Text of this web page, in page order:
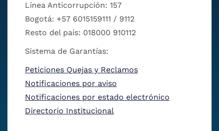
Línea Anticorrupción: 157
Bogotá: +57 6015159111 / 9112
Resto del país: 018000 910112
Sistema de Garantías:
Peticiones Quejas y Reclamos
Notificaciones por aviso
Notificaciones por estado electrónico
Directorio Institucional